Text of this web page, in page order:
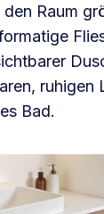
Raum
ruhigen
Bad.